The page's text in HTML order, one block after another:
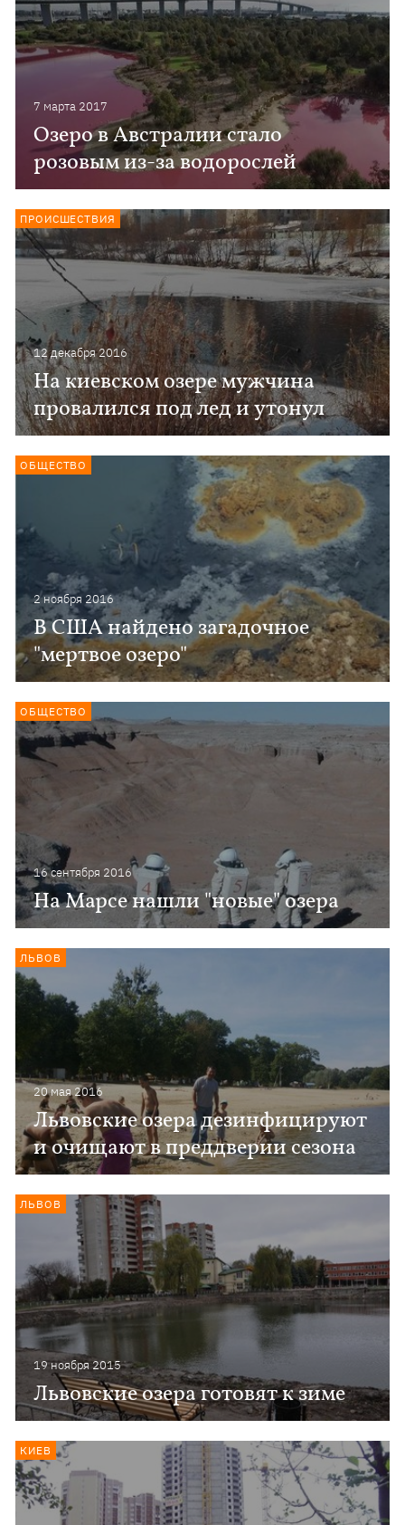
7 марта 2017
Озеро в Австралии стало
розовым из-за водорослей
12 декабря 2016
На киевском озере мужчина
провалился под лед и утонул
ПРОИСШЕСТВИЯ
2 ноября 2016
В США найдено загадочное
"мертвое озеро"
ОБЩЕСТВО
16 сентября 2016
На Марсе нашли "новые" озера
ОБЩЕСТВО
20 мая 2016
Львовские озера дезинфицируют
и очищают в преддверии сезона
ЛЬВОВ
19 ноября 2015
Львовские озера готовят к зиме
ЛЬВОВ
КИЕВ